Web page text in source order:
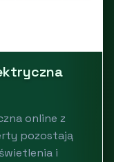
online z
pozostają
i